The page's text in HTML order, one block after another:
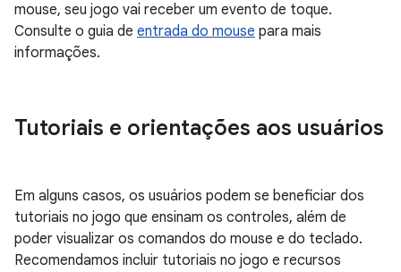
mouse, seu jogo vai receber um evento de toque.
Consulte o guia de entrada do mouse para mais
informações.
Tutoriais e orientações aos usuários
Em alguns casos, os usuários podem se beneficiar dos
tutoriais no jogo que ensinam os controles, além de
poder visualizar os comandos do mouse e do teclado.
Recomendamos incluir tutoriais no jogo e recursos